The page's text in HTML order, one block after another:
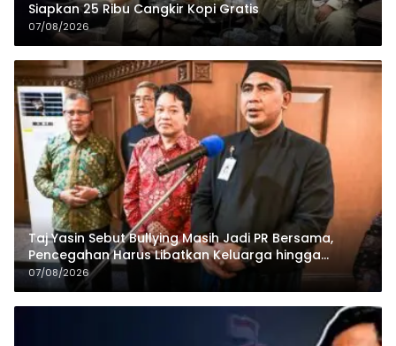
Siapkan 25 Ribu Cangkir Kopi Gratis
07/08/2026
Taj Yasin Sebut Bullying Masih Jadi PR Bersama,
Pencegahan Harus Libatkan Keluarga hingga
Pesantren
07/08/2026